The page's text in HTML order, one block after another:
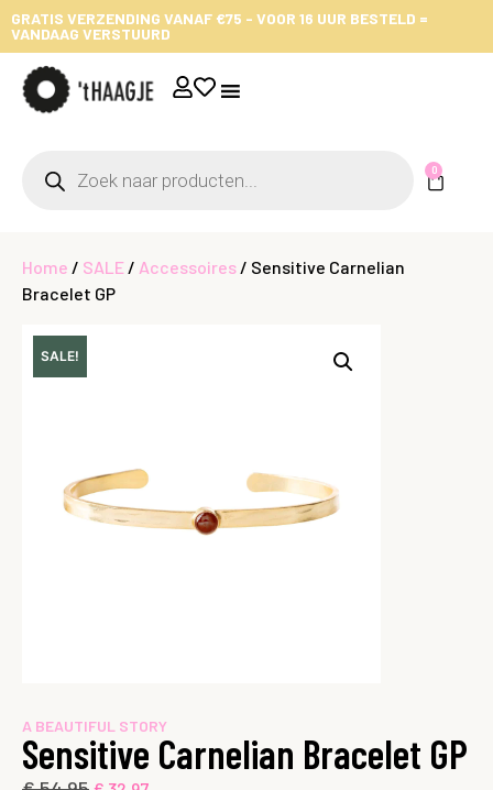
GRATIS VERZENDING VANAF €75 - VOOR 16 UUR BESTELD =
VANDAAG VERSTUURD
0
Home / SALE / Accessoires / Sensitive Carnelian
Bracelet GP
A BEAUTIFUL STORY
Sensitive Carnelian Bracelet GP